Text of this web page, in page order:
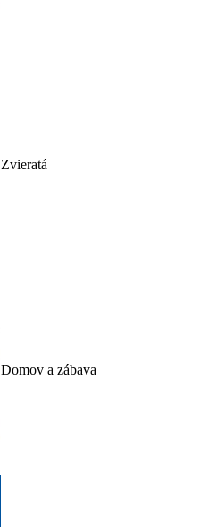
Zvieratá
Domov a zábava